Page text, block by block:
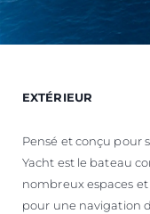
EXTÉRIEUR
Pensé et conçu pour
Yacht est le bateau
nombreux espaces
pour une navigation